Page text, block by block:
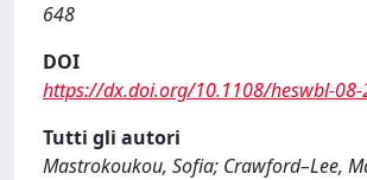
648
DOI
https://dx.doi.org/10.1108/heswbl-08-
Tutti gli autori
Mastrokoukou, Sofia; Crawford–Lee,